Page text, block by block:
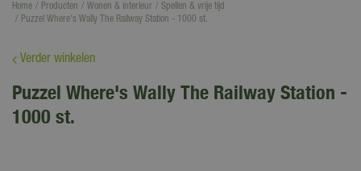
Home Producten Wonen & interieur
Spellen & vrije tijd
Puzzel Where's Wally The Railway Station - 1000 st.
Verder winkelen
Puzzel Where's Wally The Railway Station -
1000 st.